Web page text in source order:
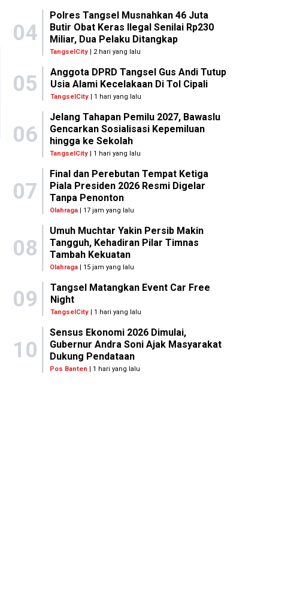
04
Polres Tangsel Musnahkan 46 Juta
Butir Obat Keras Ilegal Senilai Rp230
Miliar, Dua Pelaku Ditangkap
TangselCity | 2 hari yang lalu
05
Anggota DPRD Tangsel Gus Andi Tutup
Usia Alami Kecelakaan Di Tol Cipali
TangselCity| 1 hari yang lalu
06
Jelang Tahapan Pemilu 2027, Bawaslu
Gencarkan Sosialisasi Kepemiluan
hingga ke Sekolah
TangselCity | 1 hari yang lalu
07
Final dan Perebutan Tempat Ketiga
Piala Presiden 2026 Resmi Digelar
Tanpa Penonton
Olahraga | 17 jam yang lalu
08
Umuh Muchtar Yakin Persib Makin
Tangguh, Kehadiran Pilar Timnas
Tambah Kekuatan
Olahraga | 15 jam yang lalu
09
Tangsel Matangkan Event Car Free
Night
TangselCity| 1 hari yang lalu
10
Sensus Ekonomi 2026 Dimulai,
Gubernur Andra Soni Ajak Masyarakat
Dukung Pendataan
Pos Banten | 1 hari yang lalu